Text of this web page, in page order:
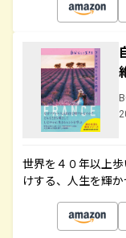
世界を４０年以上
けする、人生を輝